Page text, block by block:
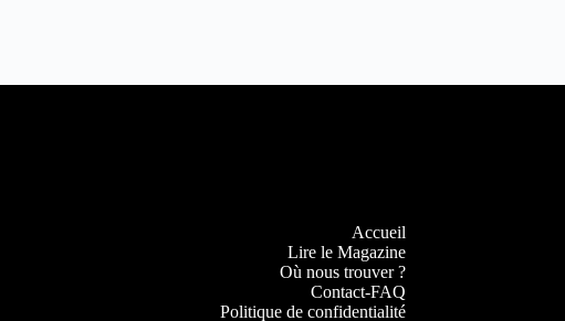
Accueil
Lire le Magazine
Où nous trouver ?
Contact-FAQ
Politique de confidentialité